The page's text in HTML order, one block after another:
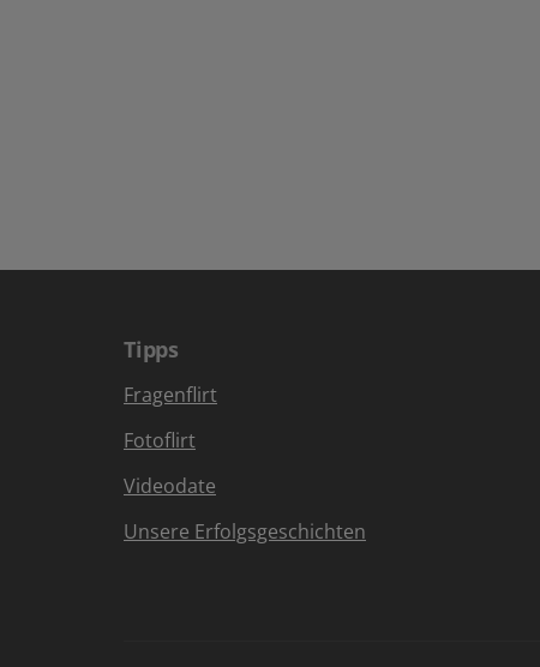
Tipps
Fragenflirt
Fotoflirt
Videodate
Unsere Erfolgsgeschichten